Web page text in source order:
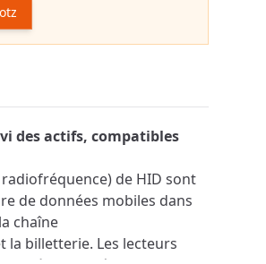
des actifs, compatibles
de HID sont
de données mobiles dans
chaîne
la billetterie. Les lecteurs